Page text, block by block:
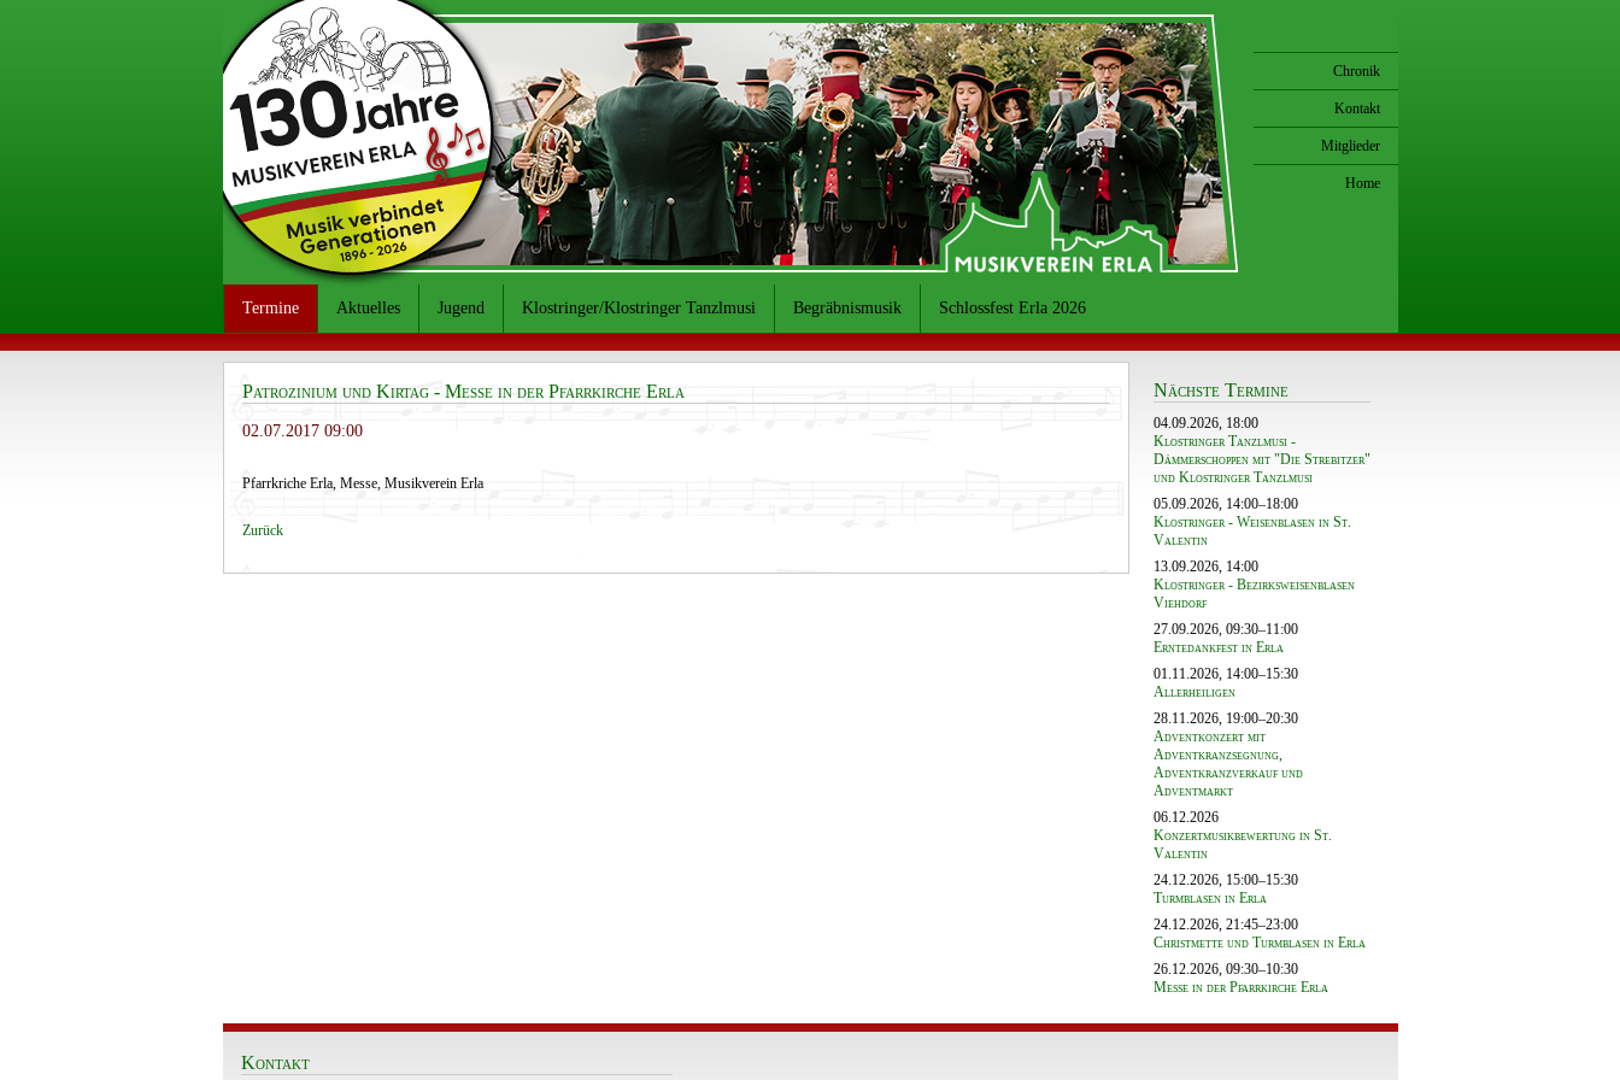
Termine Aktuelles Jugend Klostringer/Klostringer Tanzlmusi Begräbnismusik Schlossfest Erla 2026
Chronik
Kontakt
Mitglieder
Home
Patrozinium und Kirtag - Messe in der Pfarrkirche Erla
02.07.2017 09:00
Pfarrkriche Erla, Messe, Musikverein Erla
Zurück
Nächste Termine
04.09.2026, 18:00
Klostringer Tanzlmusi -
Dämmerschoppen mit "Die Strebitzer"
und Klostringer Tanzlmusi
05.09.2026, 14:00–18:00
Klostringer - Weisenblasen in St.
Valentin
13.09.2026, 14:00
Klostringer - Bezirksweisenblasen
Viehdorf
27.09.2026, 09:30–11:00
Erntedankfest in Erla
01.11.2026, 14:00–15:30
Allerheiligen
28.11.2026, 19:00–20:30
Adventkonzert mit
Adventkranzsegnung,
Adventkranzverkauf und
Adventmarkt
06.12.2026
Konzertmusikbewertung in St.
Valentin
24.12.2026, 15:00–15:30
Turmblasen in Erla
24.12.2026, 21:45–23:00
Christmette und Turmblasen in Erla
26.12.2026, 09:30–10:30
Messe in der Pfarrkirche Erla
Kontakt